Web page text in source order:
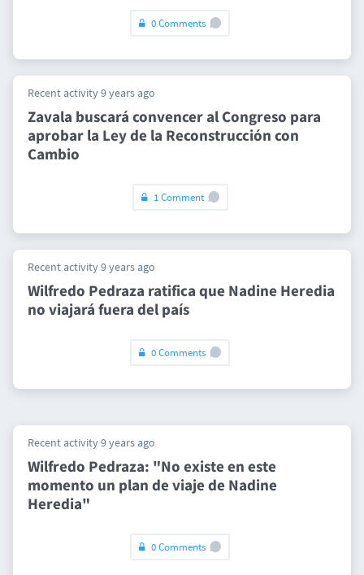
0 Comments
Recent activity 9 years ago
Zavala buscará convencer al Congreso para
aprobar la Ley de la Reconstrucción con
Cambio
1 Comment
Recent activity 9 years ago
Wilfredo ​Pedraza ratifica que Nadine Heredia
no viajará fuera del país
0 Comments
Recent activity 9 years ago
Wilfredo Pedraza: "No existe en este
momento un plan de viaje de Nadine
Heredia"
0 Comments